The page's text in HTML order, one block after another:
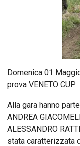
Domenica 01
prova VENETO CUP.
Alla gara hanno
ANDREA
ALESSANDRO
stata caratterizzata